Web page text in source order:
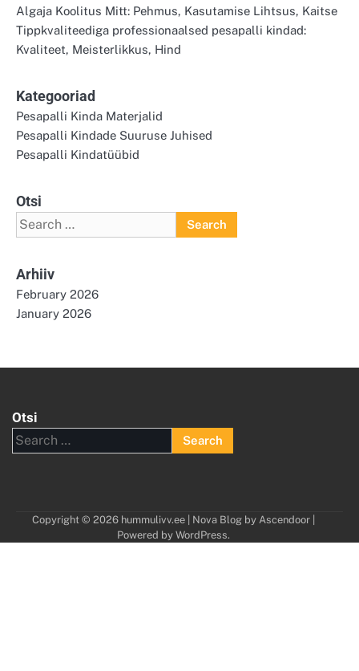
Algaja Koolitus Mitt: Pehmus, Kasutamise Lihtsus, Kaitse
Tippkvaliteediga professionaalsed pesapalli kindad:
Kvaliteet, Meisterlikkus, Hind
Kategooriad
Pesapalli Kinda Materjalid
Pesapalli Kindade Suuruse Juhised
Pesapalli Kindatüübid
Otsi
Search
for:
Arhiiv
February 2026
January 2026
Otsi
Search
for:
Copyright © 2026 hummulivv.ee| Nova Blog by Ascendoor|
Powered by WordPress.